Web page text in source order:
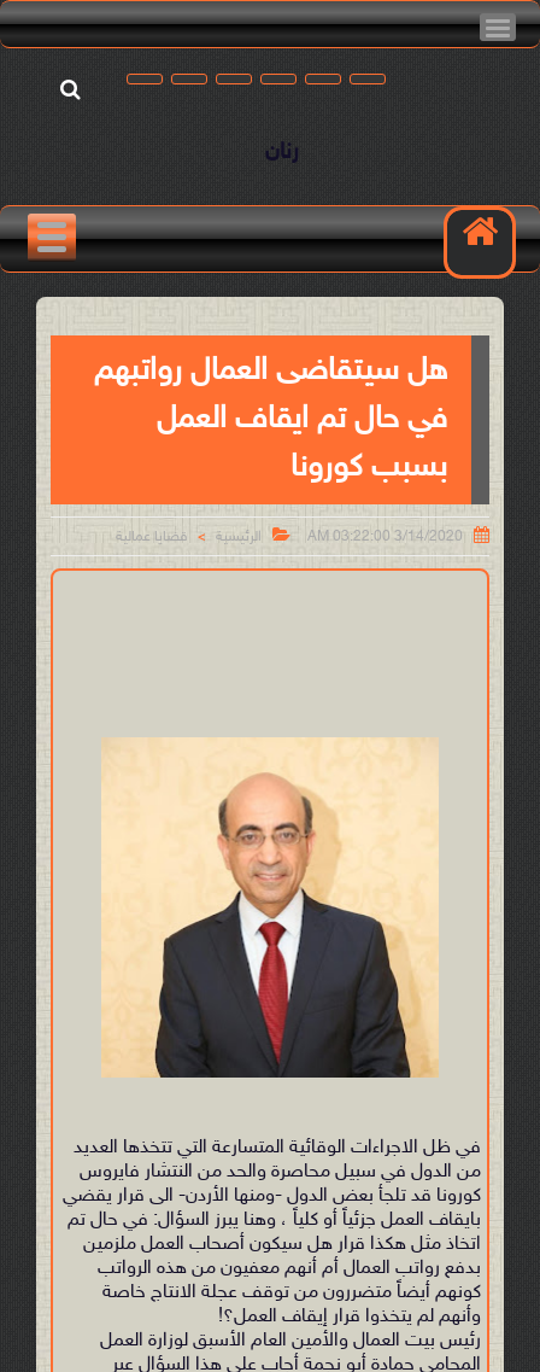
رنان
هل سيتقاضى العمال رواتبهم
في حال تم ايقاف العمل
بسبب كورونا

3/14/2020 03:22:00 AM
 الرئيسية > قضايا عمالية
في ظل الاجراءات الوقائية المتسارعة التي تتخذها العديد
من الدول في سبيل محاصرة والحد من النتشار فايروس
كورونا قد تلجأ بعض الدول -ومنها الأردن- الى قرار يقضي
بايقاف العمل جزئياً أو كلياً ، وهنا يبرز السؤال: في حال تم
اتخاذ مثل هكذا قرار هل سيكون أصحاب العمل ملزمين
بدفع رواتب العمال أم أنهم معفيون من هذه الرواتب
كونهم أيضاً متضررون من توقف عجلة الانتاج خاصة
وأنهم لم يتخذوا قرار إيقاف العمل؟!
رئيس بيت العمال والأمين العام الأسبق لوزارة العمل
المحامي حمادة أبو نجمة أجاب على هذا السؤال عبر